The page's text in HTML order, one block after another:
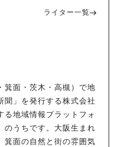
ライター一覧
箕面・茨木・高槻）で地
聞」を発行する株式会社
る地域情報プラットフォ
のうちです。大阪生まれ
箕面の自然と街の雰囲気